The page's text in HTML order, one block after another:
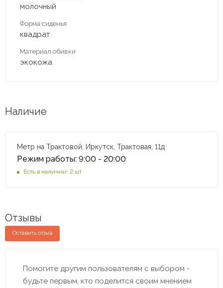
молочный
Форма сиденья
квадрат
Материал обивки
экокожа
Наличие
Метр на Трактовой, Иркутск, Трактовая, 11д
Режим работы: 9:00 - 20:00
Есть в наличии: 2 шт
Отзывы
Оставить отзыв
Помогите другим пользователям с выбором -
будьте первым, кто поделится своим мнением